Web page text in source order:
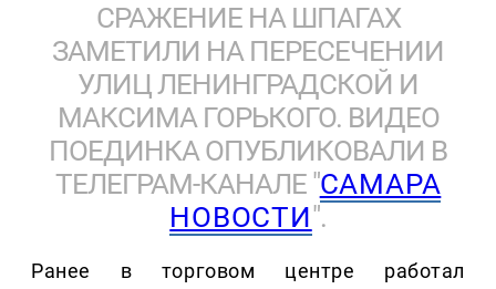
СРАЖЕНИЕ НА ШПАГАХ
ЗАМЕТИЛИ НА ПЕРЕСЕЧЕНИИ
УЛИЦ ЛЕНИНГРАДСКОЙ И
МАКСИМА ГОРЬКОГО. ВИДЕО
ПОЕДИНКА ОПУБЛИКОВАЛИ В
ТЕЛЕГРАМ-КАНАЛЕ "САМАРА
НОВОСТИ".
Ранее в торговом центре работал